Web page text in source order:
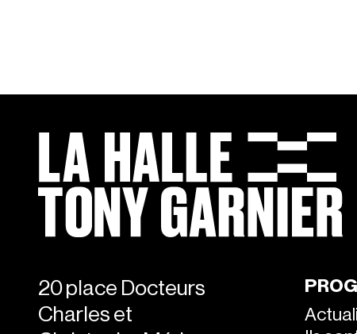
20 place Docteurs
Charles et